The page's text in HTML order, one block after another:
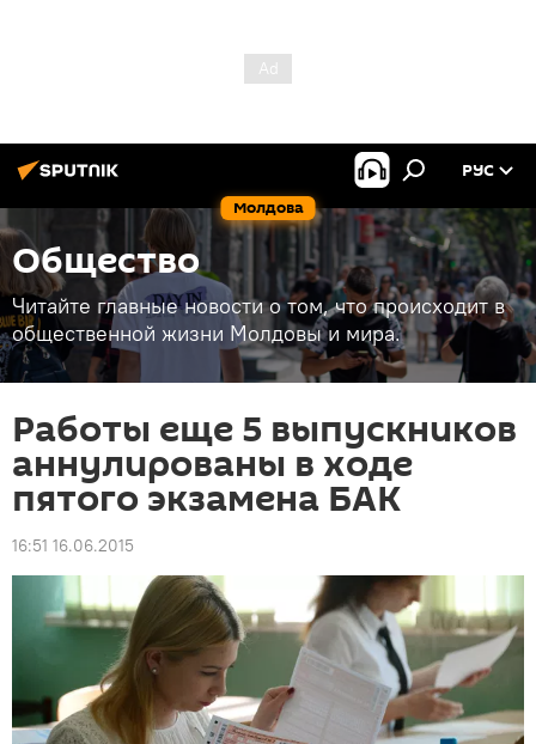
Молдова
РУС
Общество
Читайте главные новости о том, что происходит в
общественной жизни Молдовы и мира.
Работы еще 5 выпускников
аннулированы в ходе
пятого экзамена БАК
16:51 16.06.2015